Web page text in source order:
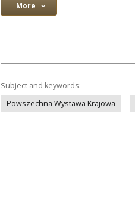
More
Subject and keywords:
Powszechna Wystawa Krajowa